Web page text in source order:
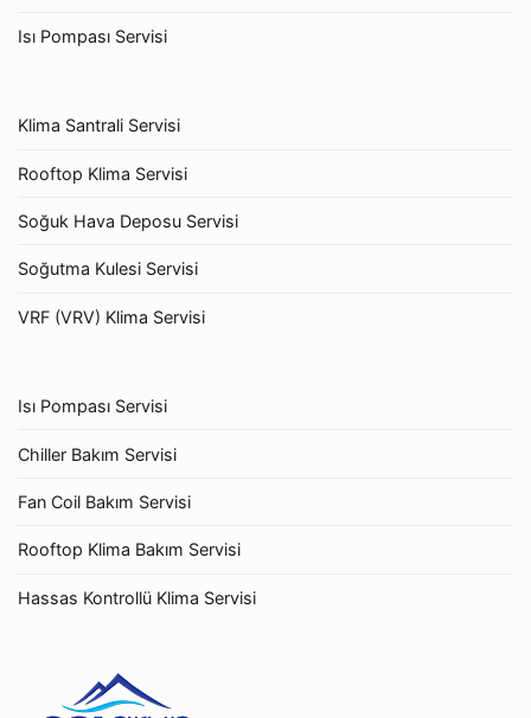
Isı Pompası Servisi
Klima Santrali Servisi
Rooftop Klima Servisi
Soğuk Hava Deposu Servisi
Soğutma Kulesi Servisi
VRF (VRV) Klima Servisi
Isı Pompası Servisi
Chiller Bakım Servisi
Fan Coil Bakım Servisi
Rooftop Klima Bakım Servisi
Hassas Kontrollü Klima Servisi